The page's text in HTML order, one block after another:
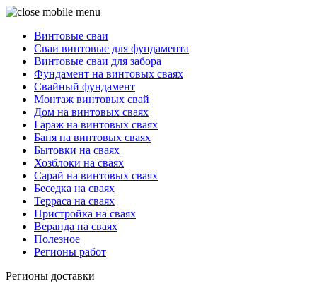
Винтовые сваи
Сваи винтовые для фундамента
Винтовые сваи для забора
Фундамент на винтовых сваях
Свайный фундамент
Монтаж винтовых свай
Дом на винтовых сваях
Гараж на винтовых сваях
Баня на винтовых сваях
Бытовки на сваях
Хозблоки на сваях
Сарай на винтовых сваях
Беседка на сваях
Терраса на сваях
Пристройка на сваях
Веранда на сваях
Полезное
Регионы работ
Регионы доставки